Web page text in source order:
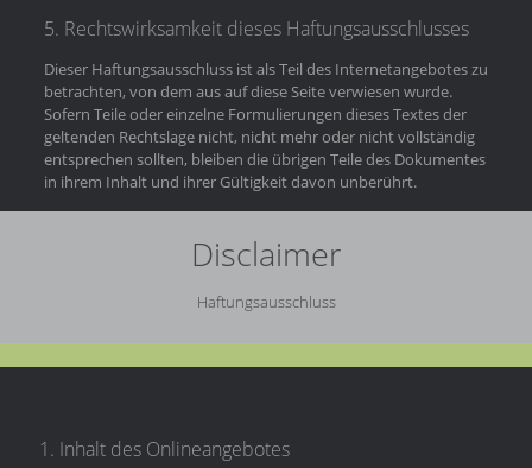
5. Rechtswirksamkeit dieses Haftungsausschlusses
Dieser Haftungsausschluss ist als Teil des Internetangebotes zu
betrachten, von dem aus auf diese Seite verwiesen wurde.
Sofern Teile oder einzelne Formulierungen dieses Textes der
geltenden Rechtslage nicht, nicht mehr oder nicht vollständig
entsprechen sollten, bleiben die übrigen Teile des Dokumentes
in ihrem Inhalt und ihrer Gültigkeit davon unberührt.
Disclaimer
Haftungsausschluss
1. Inhalt des Onlineangebotes